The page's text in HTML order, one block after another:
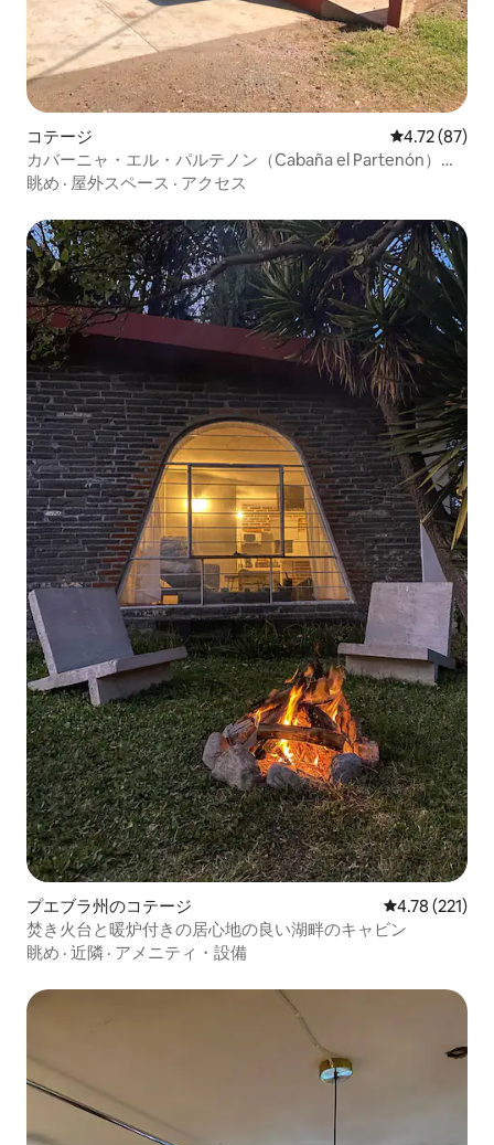
コテージ レビュー87
4.72 (87)
カバーニャ・エル・パルテノン（Cabaña el Partenón）！
サカトラン（Zacatlán）、プエブラ（Puebla）
眺め · 屋外スペース · アクセス
プエブラ州のコテージ レビュー221
4.78 (221)
焚き火台と暖炉付きの居心地の良い湖畔のキャビン
眺め · 近隣 · アメニティ・設備